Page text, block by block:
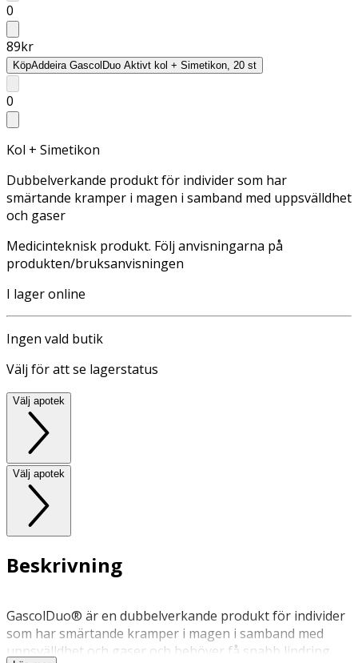
0
89kr
KöpAddeira GascolDuo Aktivt kol + Simetikon, 20 st
0
Kol + Simetikon
Dubbelverkande produkt för individer som har
smärtande kramper i magen i samband med uppsvälldhet
och gaser
Medicinteknisk produkt. Följ anvisningarna på
produkten/bruksanvisningen
I lager online
Ingen vald butik
Välj för att se lagerstatus
Välj apotek
Välj apotek
Beskrivning
GascolDuo® är en dubbelverkande produkt för individer
som har smärtande kramper i magen i samband med
uppsvälldhet och gaser och behöver få snabb lindring.